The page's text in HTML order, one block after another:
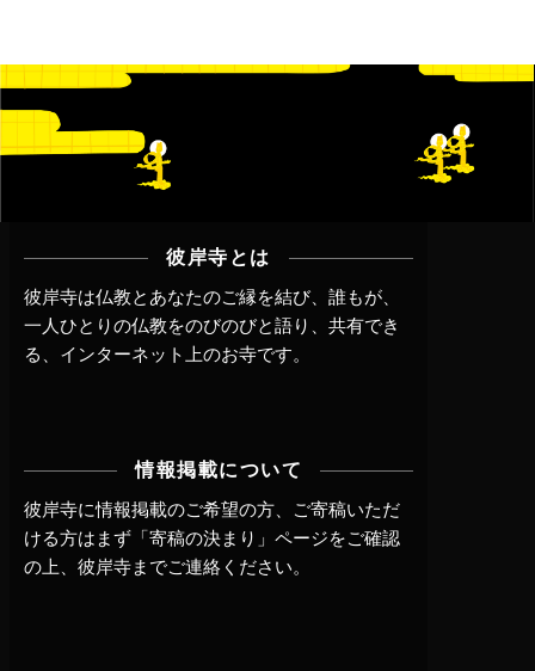
彼岸寺とは
彼岸寺は仏教とあなたのご縁を結び、誰もが、
一人ひとりの仏教をのびのびと語り、共有でき
る、インターネット上のお寺です。
情報掲載について
彼岸寺に情報掲載のご希望の方、ご寄稿いただ
ける方はまず 「寄稿の決まり」ページをご確認
の上、 彼岸寺までご連絡 ください。